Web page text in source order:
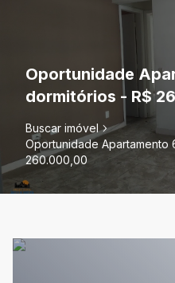
Oportunidade
dormitórios - R$
Buscar imóvel
Oportunidade Apartamento
260.000,00